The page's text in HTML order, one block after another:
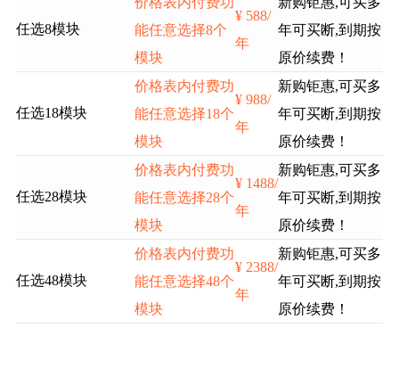
任选8模块
能任意选择8个
模块
¥ 588/
年
年可买断,到期按
原价续费！
任选18模块
价格表内付费功
能任意选择18个
模块
¥ 988/
年
新购钜惠,可买多
年可买断,到期按
原价续费！
任选28模块
价格表内付费功
能任意选择28个
模块
¥ 1488/
年
新购钜惠,可买多
年可买断,到期按
原价续费！
任选48模块
价格表内付费功
能任意选择48个
模块
¥ 2388/
年
新购钜惠,可买多
年可买断,到期按
原价续费！